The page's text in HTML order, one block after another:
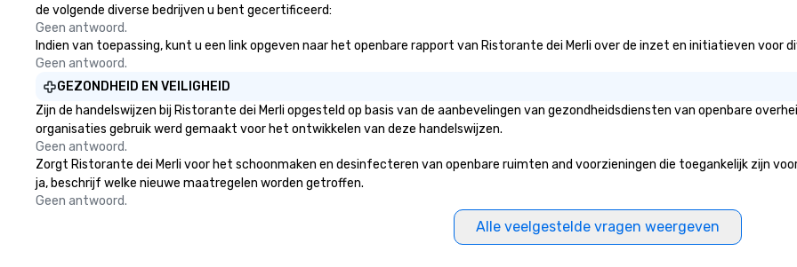
de volgende diverse bedrijven u bent gecertificeerd:
Geen antwoord.
Indien van toepassing, kunt u een link opgeven naar het openbare rapport van Ristorante dei Merli over de inzet en initiatieven voor
Geen antwoord.
GEZONDHEID EN VEILIGHEID
Zijn de handelswijzen bij Ristorante dei Merli opgesteld op basis van de aanbevelingen van gezondheidsdiensten van openbare
organisaties gebruik werd gemaakt voor het ontwikkelen van deze handelswijzen.
Geen antwoord.
Zorgt Ristorante dei Merli voor het schoonmaken en desinfecteren van openbare ruimten and voorzieningen die toegankelijk zijn
ja, beschrijf welke nieuwe maatregelen worden getroffen.
Geen antwoord.
Alle veelgestelde vragen weergeven